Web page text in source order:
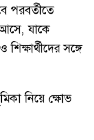
পরবর্তীতে
আসে, যাকে
সঙ্গে
নিয়ে ক্ষোভ